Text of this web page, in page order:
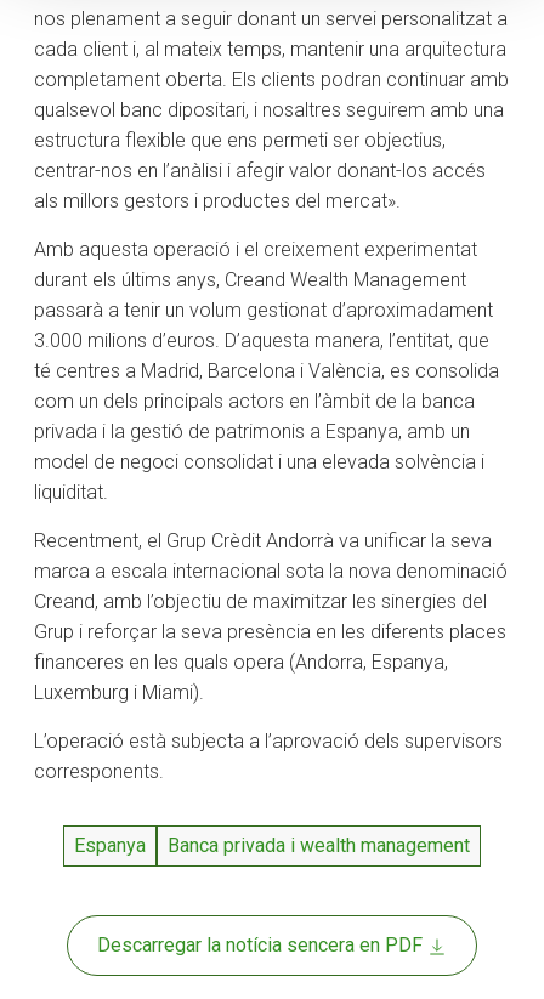
nos plenament a seguir donant un servei personalitzat a
cada client i, al mateix temps, mantenir una arquitectura
completament oberta. Els clients podran continuar amb
qualsevol banc dipositari, i nosaltres seguirem amb una
estructura flexible que ens permeti ser objectius,
centrar-nos en l’anàlisi i afegir valor donant-los accés
als millors gestors i productes del mercat».
Amb aquesta operació i el creixement experimentat
durant els últims anys, Creand Wealth Management
passarà a tenir un volum gestionat d’aproximadament
3.000 milions d’euros. D’aquesta manera, l’entitat, que
té centres a Madrid, Barcelona i València, es consolida
com un dels principals actors en l’àmbit de la banca
privada i la gestió de patrimonis a Espanya, amb un
model de negoci consolidat i una elevada solvència i
liquiditat.
Recentment, el Grup Crèdit Andorrà va unificar la seva
marca a escala internacional sota la nova denominació
Creand, amb l’objectiu de maximitzar les sinergies del
Grup i reforçar la seva presència en les diferents places
financeres en les quals opera (Andorra, Espanya,
Luxemburg i Miami).
L’operació està subjecta a l’aprovació dels supervisors
corresponents.
Espanya Banca privada i wealth management
Descarregar la notícia sencera en PDF